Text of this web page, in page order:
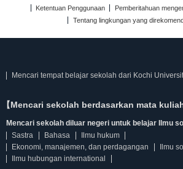
Ketentuan Penggunaan
Pemberitahuan
Tentang lingkungan yang
Mencari tempat belajar sekolah dari Kochi
【Mencari sekolah berdasarkan mata kuliah
Mencari sekolah diluar negeri untuk belajar Ilmu
Sastra
Bahasa
Ilmu hukum
Ekonomi, manajemen, dan perdagangan
Ilmu
Ilmu hubungan international